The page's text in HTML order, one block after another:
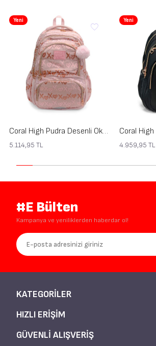
Yeni
Coral High Pudra Desenli Okul Sırt Çantası 24466
5.114,95 TL
Yeni
4.959,95 TL
#E Bülten
Kampanya ve yeniliklerden haberdar ol!
KATEGORILER
HIZLI ERIŞIM
GÜVENLI ALIŞVERIŞ